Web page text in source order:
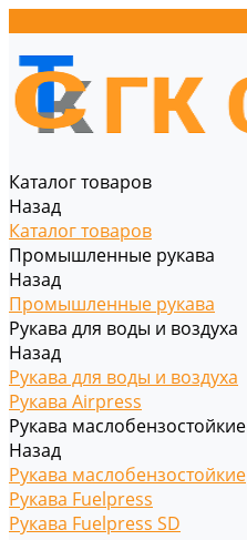
Каталог товаров
Назад
Каталог товаров
Промышленные рукава
Назад
Промышленные рукава
Рукава для воды и воздуха
Назад
Рукава для воды и воздуха
Рукава Airpress
Рукава маслобензостойкие
Назад
Рукава маслобензостойкие
Рукава Fuelpress
Рукава Fuelpress SD